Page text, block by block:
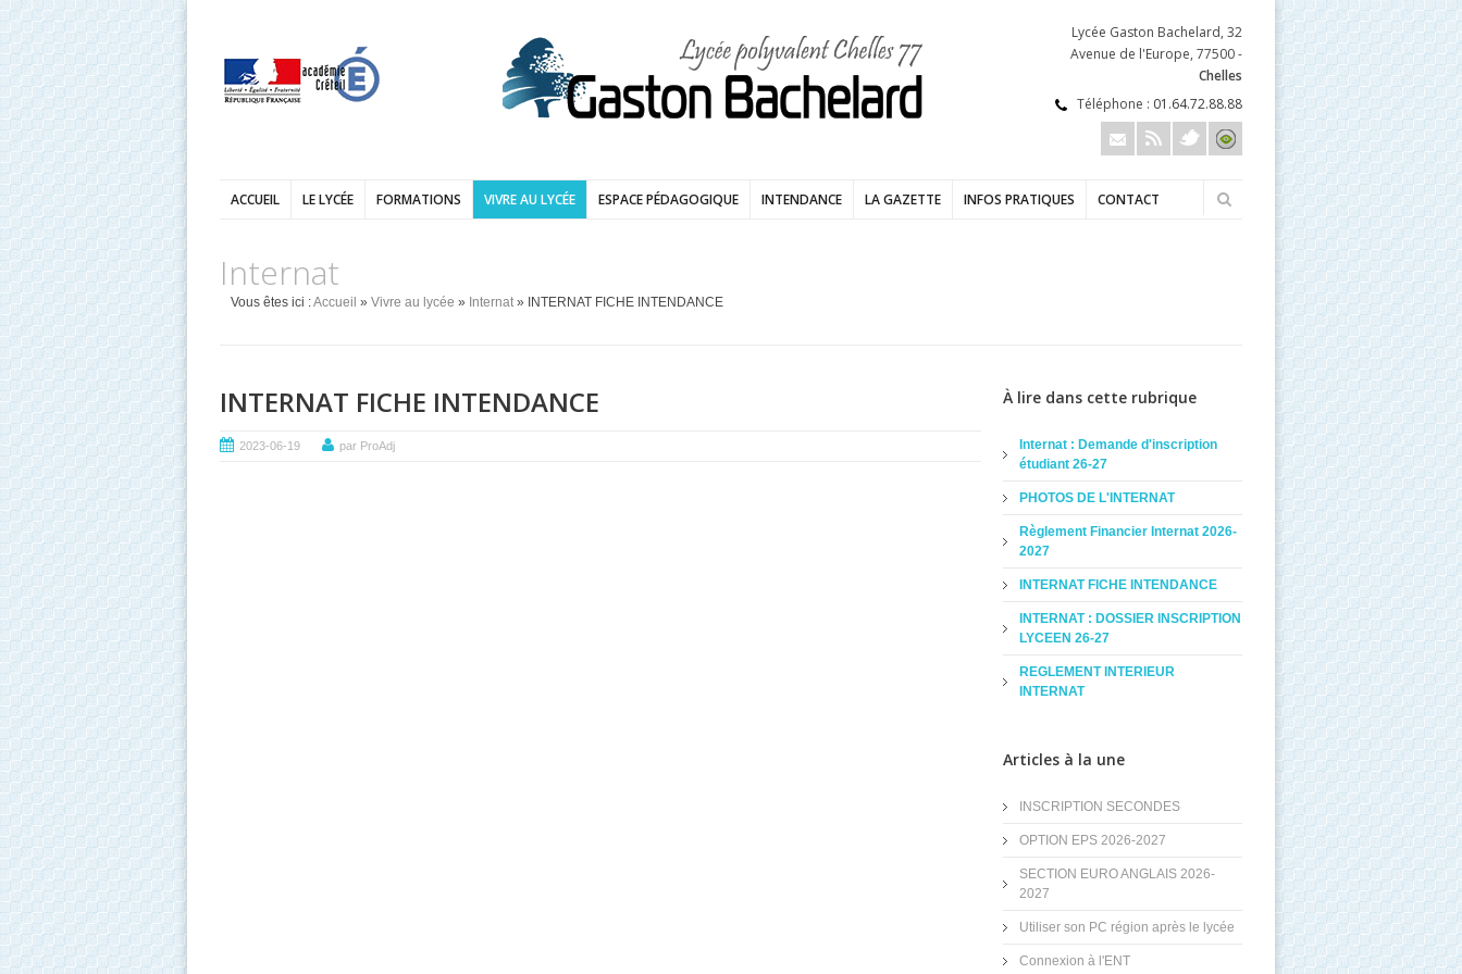
Lycée Gaston Bachelard, 32
Avenue de l'Europe, 77500 -
Chelles
Téléphone : 01.64.72.88.88
ACCUEIL LE LYCÉE FORMATIONS VIVRE AU LYCÉE ESPACE PÉDAGOGIQUE INTENDANCE LA GAZETTE INFOS PRATIQUES CONTACT
Internat
Vous êtes ici :Accueil » Vivre au lycée » Internat» INTERNAT FICHE INTENDANCE
INTERNAT FICHE INTENDANCE
2023-06-19 par ProAdj
À lire dans cette rubrique
Internat : Demande d'inscription
étudiant 26-27
PHOTOS DE L'INTERNAT
Règlement Financier Internat 2026-
2027
INTERNAT FICHE INTENDANCE
INTERNAT : DOSSIER INSCRIPTION
LYCEEN 26-27
REGLEMENT INTERIEUR
INTERNAT
Articles à la une
INSCRIPTION SECONDES
OPTION EPS 2026-2027
SECTION EURO ANGLAIS 2026-
2027
Utiliser son PC région après le lycée
Connexion à l'ENT